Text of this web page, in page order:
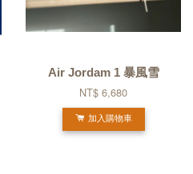
Air Jordam 1 暴風雪
NT$ 6,680
加入購物車